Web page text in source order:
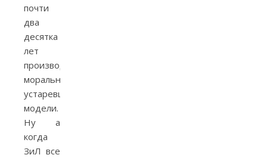
почти
два
десятка
лет
производить
морально
устаревшие
модели.
Ну а
когда
ЗиЛ все